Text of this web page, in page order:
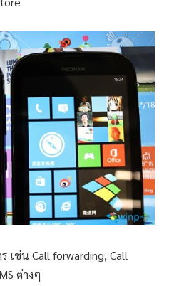
เช่น Call forwarding, Call
ต่างๆ